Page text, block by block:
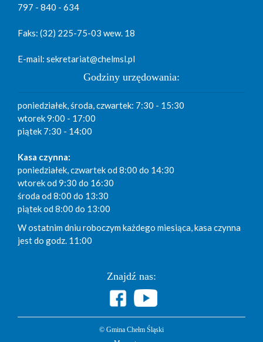
797 - 840 - 634
Faks: (32) 225-75-03 wew. 18
E-mail: sekretariat@chelmsl.pl
Godziny urzędowania:
poniedziałek, środa, czwartek: 7:30 - 15:30
wtorek 9:00 - 17:00
piątek 7:30 - 14:00
Kasa czynna:
poniedziałek, czwartek od 8:00 do 14:30
wtorek od 9:30 do 16:30
środa od 8:00 do 13:30
piątek od 8:00 do 13:00
W ostatnim dniu roboczym każdego miesiąca, kasa czynna
jest do godz. 11:00
Znajdź nas:
© Gmina Chełm Śląski